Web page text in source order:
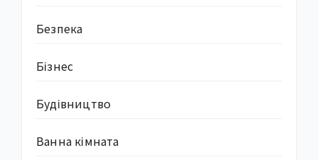
Безпека
Бізнес
Будівництво
Ванна кімната